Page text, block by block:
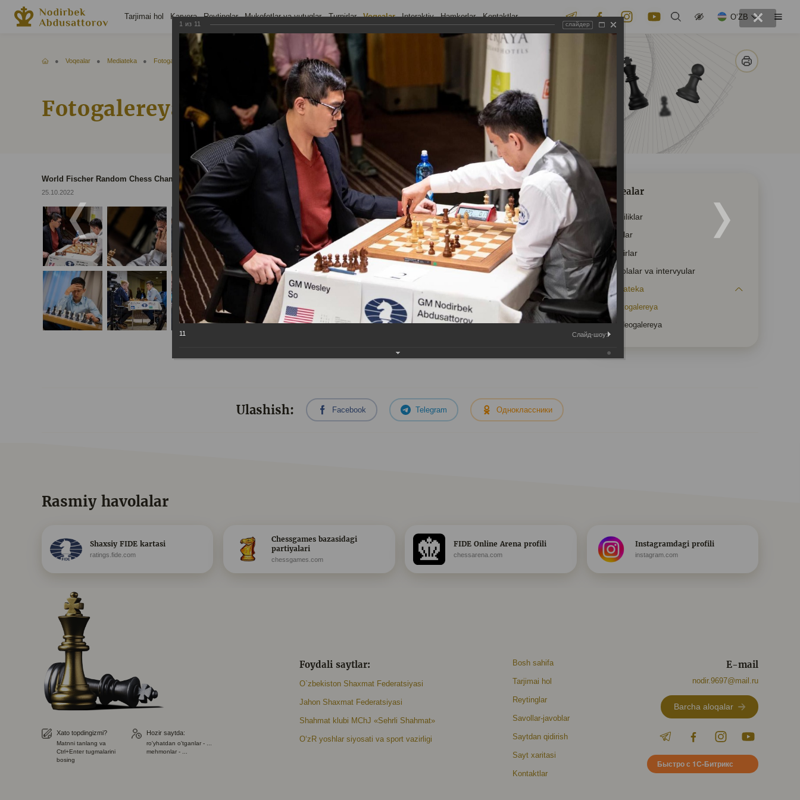
Tarjimai hol Karyera Reytinglar Mukofotlar va yutuqlar Turnirlar Voqealar Interaktiv Hamkorlar Kontaktlar OʻZB
Voqealar Mediateka Fotogalereya World Fischer Random Chess Championship - 2022
Fotogalereya
World Fischer Random Chess Championship - 2022
25.10.2022 Voqealar
Yangiliklar
E’lonlar
Tadbirlar
Maqolalar va intervyular
Mediateka
Fotogalereya
Videogalereya
Ulashish: Facebook Telegram Одноклассники
Rasmiy havolalar
Shaxsiy FIDE kartasi
ratings.fide.com
Chessgames bazasidagi
partiyalari
chessgames.com
FIDE Online Arena profili
chessarena.com
Instagramdagi profili
instagram.com
Xato topdingizmi?
Matnni tanlang va
Ctrl+Enter tugmalarini
bosing
Hozir saytda:
ro'yhatdan o'tganlar - ...
mehmonlar - ...
Foydali saytlar:
O`zbekiston Shaxmat Federatsiyasi
Jahon Shaxmat Federatsiyasi
Shahmat klubi MChJ «Sehrli Shahmat»
O‘zR yoshlar siyosati va sport vazirligi
Bosh sahifa
Tarjimai hol
Reytinglar
Savollar-javoblar
Saytdan qidirish
Sayt xaritasi
Kontaktlar
E-mail
nodir.9697@mail.ru
Barcha aloqalar
Быстро с 1С-Битрикс
1 из 11 слайдер
11 Слайд-шоу: